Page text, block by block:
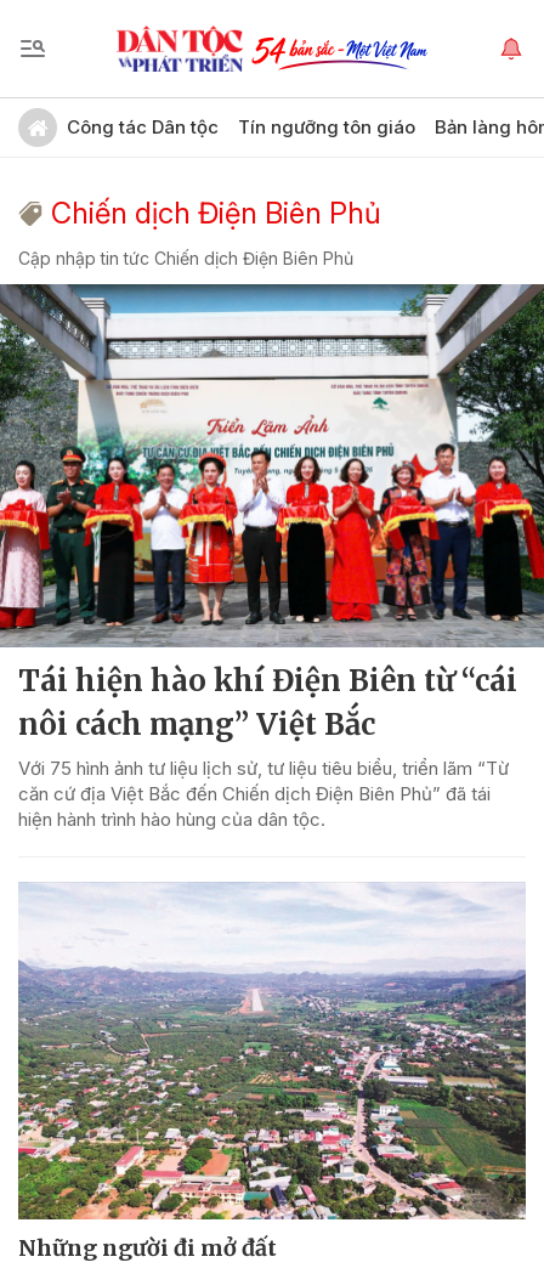
Công tác Dân tộc Tín ngưỡng tôn giáo Bản làng
Chiến dịch Điện Biên Phủ
Cập nhập tin tức Chiến dịch Điện Biên Phủ
Tái hiện hào khí Điện Biên từ “cái
nôi cách mạng” Việt Bắc
Với 75 hình ảnh tư liệu lịch sử, tư liệu tiêu biểu, triển lãm “Từ
căn cứ địa Việt Bắc đến Chiến dịch Điện Biên Phủ” đã tái
hiện hành trình hào hùng của dân tộc.
Những người đi mở đất